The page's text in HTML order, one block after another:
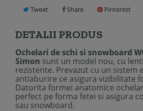
Tweet Share Pinterest
DETALII PRODUS
Ochelari de schi si snowboard
Simon sunt un model nou, cu
rezistente. Prevazut cu un sistem
antiaburire ce asigura vizibilitate
Datorita formei anatomice
perfect pe forma fetei si asigura
sau snowboard.